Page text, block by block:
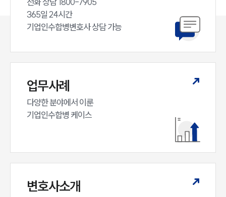
대륜법률상담예약
365일 24시간
기업인수합병변호사 상담 가능
업무사례
다양한 분야에서 이룬
기업인수합병 케이스
변호사소개